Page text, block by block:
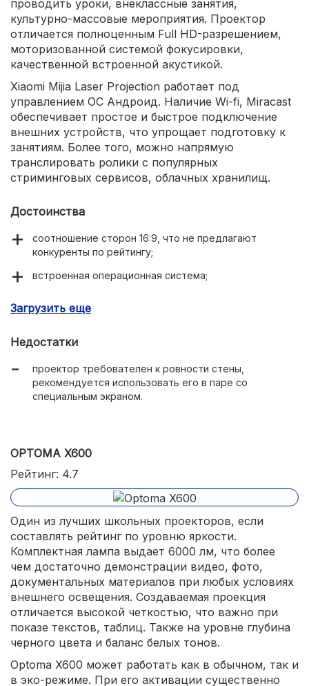
проводить уроки, внеклассные занятия,
культурно-массовые мероприятия. Проектор
отличается полноценным Full HD-разрешением,
моторизованной системой фокусировки,
качественной встроенной акустикой.
Xiaomi Mijia Laser Projection работает под
управлением ОС Андроид. Наличие Wi-fi, Miracast
обеспечивает простое и быстрое подключение
внешних устройств, что упрощает подготовку к
занятиям. Более того, можно напрямую
транслировать ролики с популярных
стриминговых сервисов, облачных хранилищ.
Достоинства
соотношение сторон 16:9, что не предлагают
конкуренты по рейтингу;
встроенная операционная система;
громкий встроенный звук.
Загрузить еще
Недостатки
проектор требователен к ровности стены,
рекомендуется использовать его в паре со
специальным экраном.
OPTOMA X600
Рейтинг: 4.7
Один из лучших школьных проекторов, если
составлять рейтинг по уровню яркости.
Комплектная лампа выдает 6000 лм, что более
чем достаточно демонстрации видео, фото,
документальных материалов при любых условиях
внешнего освещения. Создаваемая проекция
отличается высокой четкостью, что важно при
показе текстов, таблиц. Также на уровне глубина
черного цвета и баланс белых тонов.
Optoma X600 может работать как в обычном, так и
в эко-режиме. При его активации существенно